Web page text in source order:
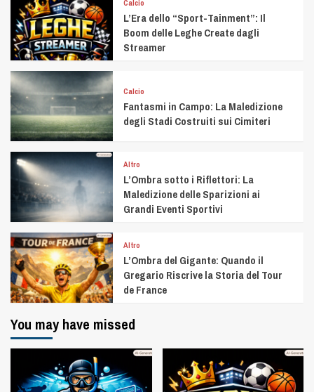
Calcio
L’Era dello “Sport-Tainment”: Il
Boom delle Leghe Create dagli
Streamer
Calcio
Fantasmi in Campo: La Maledizione
degli Stadi Costruiti sui Cimiteri
Altro
L’Ombra sotto i Riflettori: La
Maledizione delle Sparizioni ai
Grandi Eventi Sportivi
Altro
L’Ombra del Gigante: Quando il
Gregario Riscrive la Storia del Tour
de France
You may have missed